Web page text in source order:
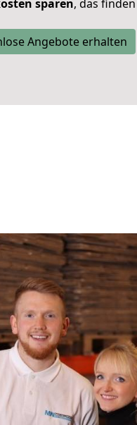
sparen, das
Angebote erhalten